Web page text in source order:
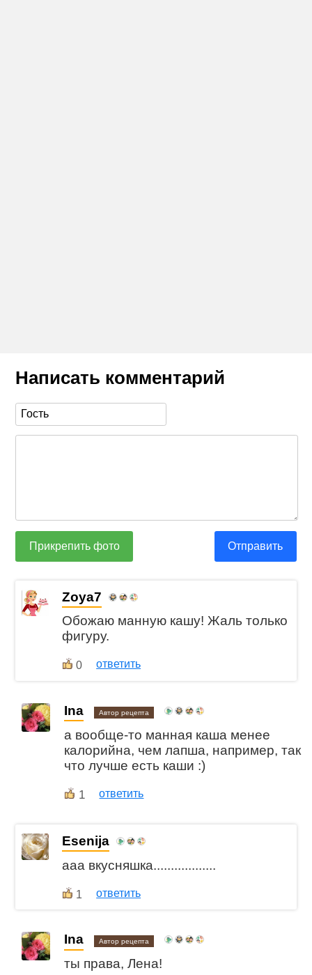
Написать комментарий
Прикрепить фото Отправить
Zoya7
Обожаю манную кашу! Жаль только
фигуру.
0 ответить
Ina Автор рецепта
а вообще-то манная каша менее
калорийна, чем лапша, например, так
что лучше есть каши :)
1 ответить
Esenija
ааа вкусняшка..................
1 ответить
Ina Автор рецепта
ты права, Лена!